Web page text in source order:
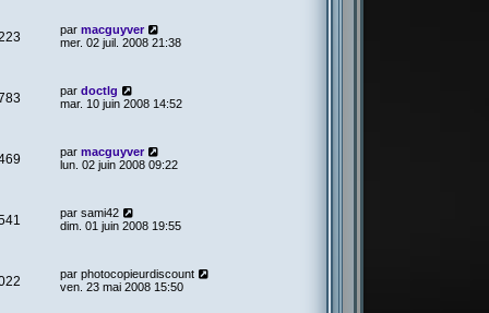
par macguyver
mer. 02 juil. 2008 21:38
par doctlg
mar. 10 juin 2008 14:52
par macguyver
lun. 02 juin 2008 09:22
par sami42
dim. 01 juin 2008 19:55
par photocopieurdiscount
ven. 23 mai 2008 15:50